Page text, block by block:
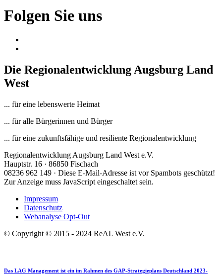
Folgen Sie uns
Die Regionalentwicklung Augsburg Land
West
... für eine lebenswerte Heimat
... für alle Bürgerinnen und Bürger
... für eine zukunftsfähige und resiliente Regionalentwicklung
Regionalentwicklung Augsburg Land West e.V.
Hauptstr. 16 · 86850 Fischach
08236 962 149 · Diese E-Mail-Adresse ist vor Spambots geschützt!
Zur Anzeige muss JavaScript eingeschaltet sein.
Impressum
Datenschutz
Webanalyse Opt-Out
© Copyright © 2015 - 2024 ReAL West e.V.
Das LAG Management ist ein im Rahmen des GAP-Strategieplans Deutschland 2023-